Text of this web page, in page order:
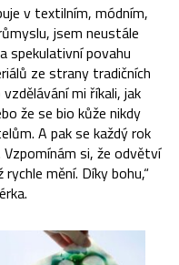
v textilním, módním,
jsem neustále
spekulativní povahu
ze strany tradičních
mi říkali, jak
že se bio kůže nikdy
A pak se každý rok
si, že odvětví
mění. Díky bohu,“